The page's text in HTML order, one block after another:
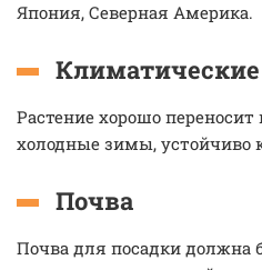
Япония, Северная Америка.
Растение хорошо
холодные зимы, устойчиво
Почва
Почва для посадки должна